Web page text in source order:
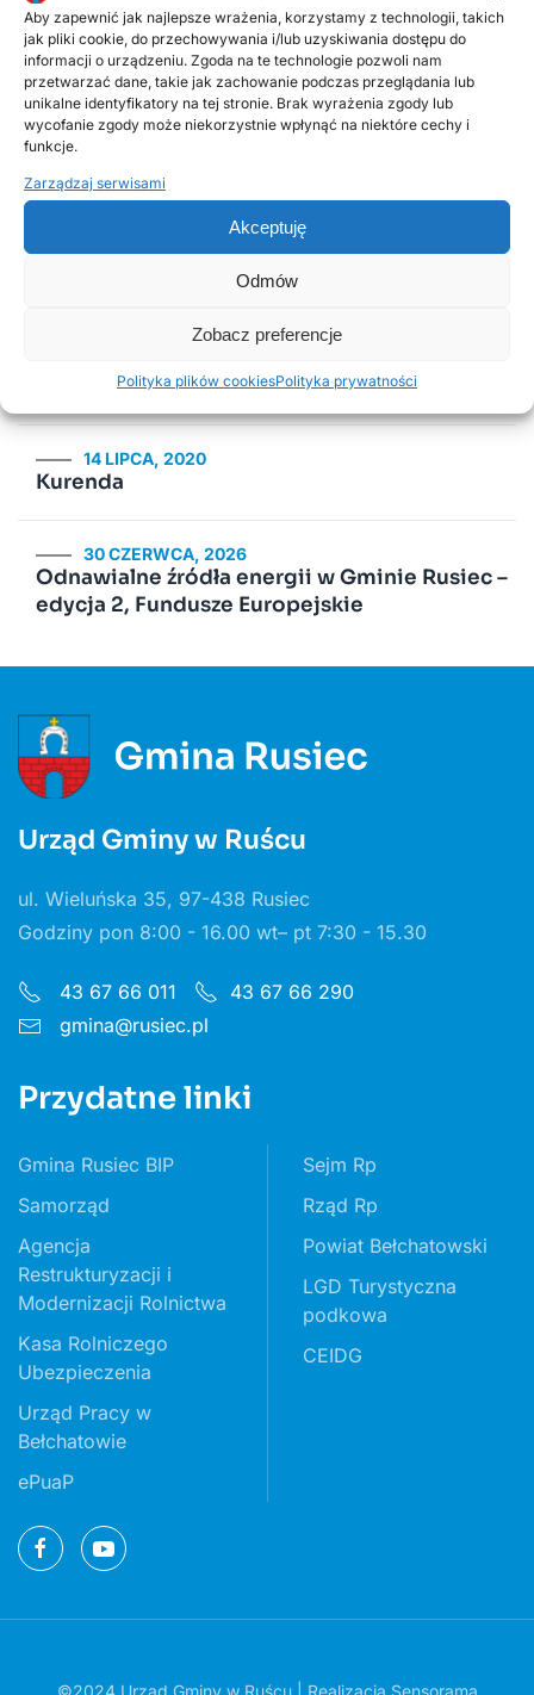
Aby zapewnić jak najlepsze wrażenia, korzystamy z technologii, takich
jak pliki cookie, do przechowywania i/lub uzyskiwania dostępu do
informacji o urządzeniu. Zgoda na te technologie pozwoli nam
przetwarzać dane, takie jak zachowanie podczas przeglądania lub
unikalne identyfikatory na tej stronie. Brak wyrażenia zgody lub
wycofanie zgody może niekorzystnie wpłynąć na niektóre cechy i
funkcje.
Zarządzaj serwisami
Akceptuję
Odmów
Zobacz preferencje
Polityka plików cookiesPolityka prywatności
Poprzednie Następne
Popularne wpisy
Harmonogram odbioru odpadów
2 LUTEGO, 2026
zasady przyjmowania odpadów
14 LIPCA, 2020
Kurenda
30 CZERWCA, 2026
Odnawialne źródła energii w Gminie Rusiec –
edycja 2, Fundusze Europejskie
Urząd Gminy w Ruścu
ul. Wieluńska 35, 97-438 Rusiec
Godziny pon 8:00 - 16.00 wt– pt 7:30 - 15.30
43 67 66 011
43 67 66 290
gmina@rusiec.pl
Przydatne linki
Gmina Rusiec BIP
Samorząd
Agencja
Restrukturyzacji i
Modernizacji Rolnictwa
Kasa Rolniczego
Ubezpieczenia
Urząd Pracy w
Bełchatowie
ePuaP
Sejm Rp
Rząd Rp
Powiat Bełchatowski
LGD Turystyczna
podkowa
CEIDG
©2024 Urząd Gminy w Ruścu | Realizacja Sensorama